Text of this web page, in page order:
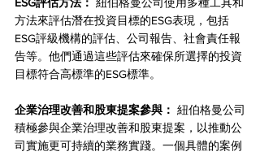
方法來評估潛在投資目標的ESG表現，包括
ESG評級機構的評估、公司報告、社會責任報
告等。他們通過這些評估來確保所選擇的投資
目標符合高標準的ESG標準。
企業治理改善和股東提案參與： 紐伯格曼公司
積極參與企業治理改善和股東提案，以推動公
司實施更可持續的業務實踐。一個具體的案例